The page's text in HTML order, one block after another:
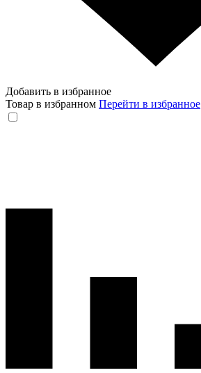
Добавить в избранное
Товар в избранном Перейти в избранное